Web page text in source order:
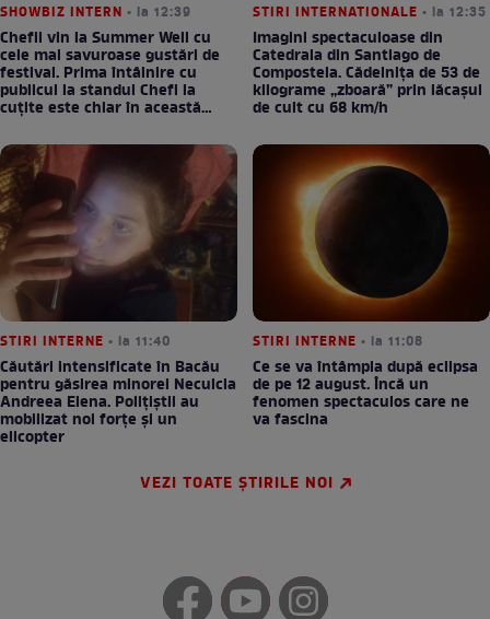
SHOWBIZ INTERN • la 12:39
Chefii vin la Summer Well cu
cele mai savuroase gustări de
festival. Prima întâlnire cu
publicul la standul Chefi la
cuțite este chiar în această
seară!
STIRI INTERNATIONALE • la 12:35
Imagini spectaculoase din
Catedrala din Santiago de
Compostela. Cădelnița de 53 de
kilograme „zboară” prin lăcașul
de cult cu 68 km/h
STIRI INTERNE • la 11:40
Căutări intensificate în Bacău
pentru găsirea minorei Neculcia
Andreea Elena. Polițiștii au
mobilizat noi forțe și un
elicopter
STIRI INTERNE • la 11:08
Ce se va întâmpla după eclipsa
de pe 12 august. Încă un
fenomen spectaculos care ne
va fascina
VEZI TOATE ȘTIRILE NOI